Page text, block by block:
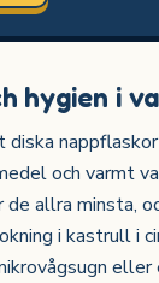
hygien i
nappflaskor
och varmt
allra minsta,
i kastrull i